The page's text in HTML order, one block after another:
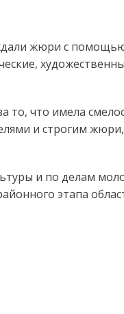
жюри с
то, что имела
и строгим жюри,
и по делам
этапа